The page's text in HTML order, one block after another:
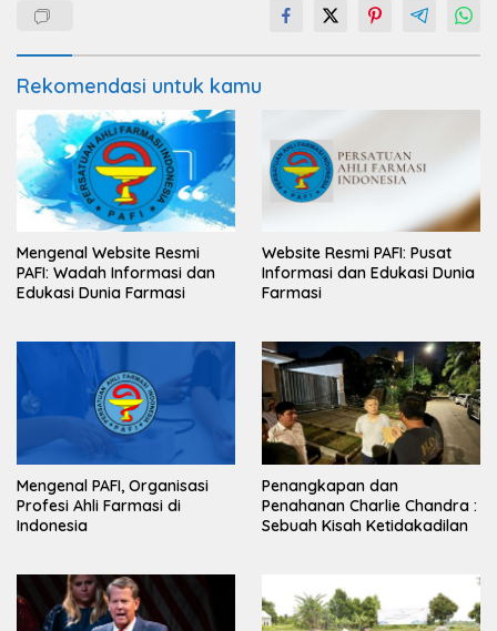
Rekomendasi untuk kamu
Mengenal Website Resmi
PAFI: Wadah Informasi dan
Edukasi Dunia Farmasi
Website Resmi PAFI: Pusat
Informasi dan Edukasi Dunia
Farmasi
Mengenal PAFI, Organisasi
Profesi Ahli Farmasi di
Indonesia
Penangkapan dan
Penahanan Charlie Chandra :
Sebuah Kisah Ketidakadilan